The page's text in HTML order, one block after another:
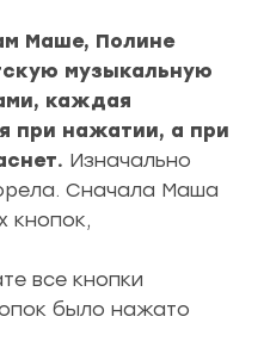
Маше, Полине
музыкальную
каждая
при нажатии, а при
Изначально
Сначала Маша
кнопок,
все кнопки
было нажато